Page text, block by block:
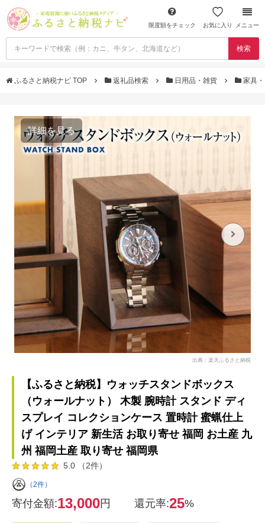
限度額をチェック お気に入り メニュー
検索
ふるさと納税ナビ TOP 返礼品検索 日用品・雑貨 家具
詳細を見る
出典：楽天ふるさと納税
【ふるさと納税】ウォッチスタンドボックス
（ウォールナット） 木製 腕時計 スタンド ディ
スプレイ コレクションケース 置時計 蜜蝋仕上
げ インテリア 新生活 お取り寄せ 福岡 お土産 九
州 福岡土産 取り寄せ 福岡県
5.0 （2件）
（2件）
寄付金額:13,000円 還元率:25%